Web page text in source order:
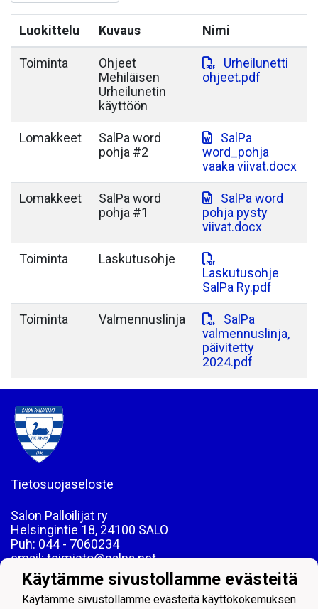
Luokittelu Kuvaus Nimi
Toiminta
Ohjeet
Mehiläisen
Urheilunetin
käyttöön
Urheilunetti
ohjeet.pdf
Lomakkeet
SalPa word
pohja #2
SalPa
word_pohja
vaaka viivat.docx
Lomakkeet
SalPa word
pohja #1
SalPa word
pohja pysty
viivat.docx
Toiminta
Laskutusohje
Laskutusohje
SalPa Ry.pdf
Toiminta Valmennuslinja
SalPa
valmennuslinja,
päivitetty
2024.pdf
Tietosuojaseloste
Salon Palloilijat ry
Helsingintie 18, 24100 SALO
Puh: 044 - 7060234
email: toimisto@salpa.net
LY 0139538-2
Käytämme sivustollamme evästeitä
Käytämme sivustollamme evästeitä käyttökokemuksen